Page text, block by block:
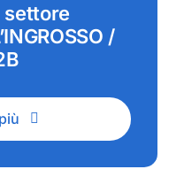
settore
/